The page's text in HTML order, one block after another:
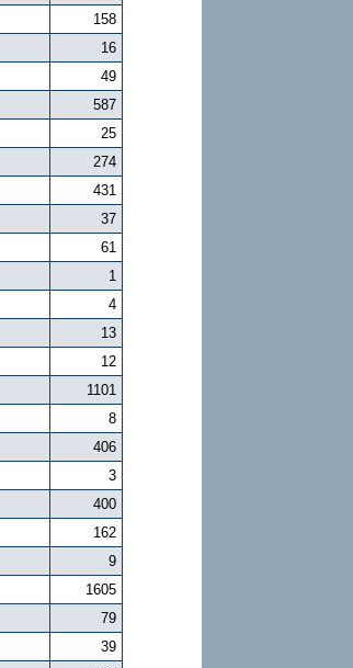
158
16
49
587
25
274
431
37
61
1
4
13
12
1101
8
406
3
400
162
9
1605
79
39